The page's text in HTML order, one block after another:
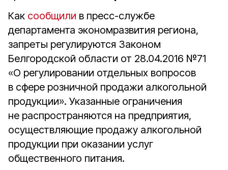
Как сообщили в пресс-службе
департамента экономразвития региона,
запреты регулируются Законом
Белгородской области от 28.04.2016 №71
«О регулировании отдельных вопросов
в сфере розничной продажи алкогольной
продукции». Указанные ограничения
не распространяются на предприятия,
осуществляющие продажу алкогольной
продукции при оказании услуг
общественного питания.